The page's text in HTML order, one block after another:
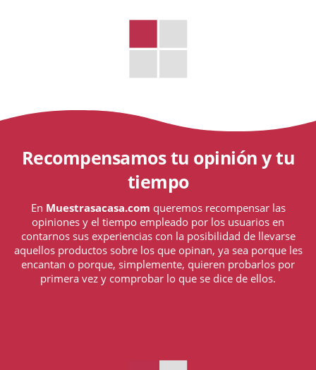
Recompensamos tu opinión y tu
tiempo
En Muestrasacasa.com queremos recompensar las
opiniones y el tiempo empleado por los usuarios en
contarnos sus experiencias con la posibilidad de llevarse
aquellos productos sobre los que opinan, ya sea porque les
encantan o porque, simplemente, quieren probarlos por
primera vez y comprobar lo que se dice de ellos.